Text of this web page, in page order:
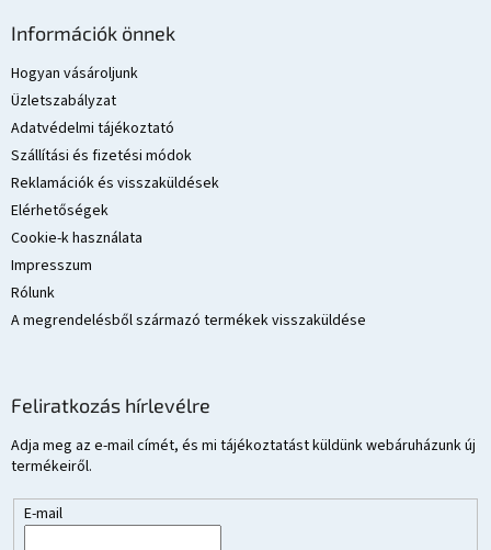
Információk önnek
Hogyan vásároljunk
Üzletszabályzat
Adatvédelmi tájékoztató
Szállítási és fizetési módok
Reklamációk és visszaküldések
Elérhetőségek
Cookie-k használata
Impresszum
Rólunk
A megrendelésből származó termékek visszaküldése
Feliratkozás hírlevélre
Adja meg az e-mail címét, és mi tájékoztatást küldünk webáruházunk új
termékeiről.
E-mail